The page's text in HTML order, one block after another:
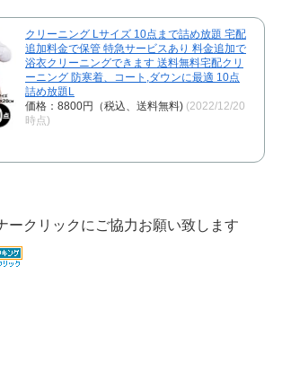
クリーニング Lサイズ 10点まで詰め放題 宅配
追加料金で保管 特急サービスあり 料金追加で
浴衣クリーニングできます 送料無料宅配クリ
ーニング 防寒着、コート,ダウンに最適 10点
詰め放題L
価格：8800円（税込、送料無料) (2022/12/20
時点)
ークリックにご協力お願い致します